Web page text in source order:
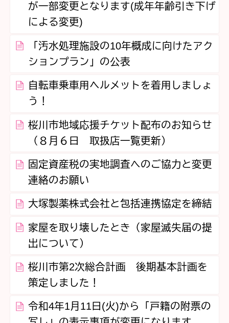
が一部変更となります(成年年齢引き下げ
による変更)
「汚水処理施設の10年概成に向けたアク
ションプラン」の公表
自転車乗車用ヘルメットを着用しましょ
う！
桜川市地域応援チケット配布のお知らせ
（８月６日 取扱店一覧更新）
固定資産税の実地調査へのご協力と変更
連絡のお願い
大塚製薬株式会社と包括連携協定を締結
家屋を取り壊したとき（家屋滅失届の提
出について）
桜川市第2次総合計画 後期基本計画を
策定しました！
令和4年1月11日(火)から「戸籍の附票の